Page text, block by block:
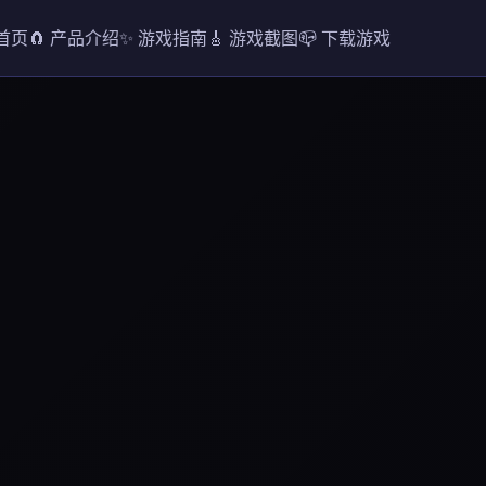
页🧲 产品介绍✨ 游戏指南 🎸 游戏截图📪 下载游戏